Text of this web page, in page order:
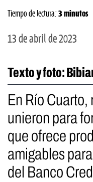
Tiempo de lectura: 3 minutos
13 de abril de 2023
Texto y foto:
En Río
unieron para
que ofrece
amigables
del Banco